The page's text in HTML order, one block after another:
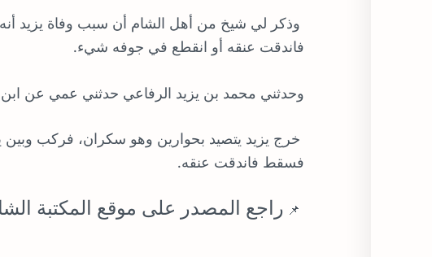
وذكر لي شيخ من أهل الشام أن سبب وفاة يزيد
فاندقت عنقه أو انقطع في جوفه شيء.
وحدثني محمد بن يزيد الرفاعي حدثني عمي عن
خرج يزيد يتصيد بحوارين وهو سكران، فركب وبين
فسقط فاندقت عنقه.
📌 راجع المصدر على موقع المكتبة